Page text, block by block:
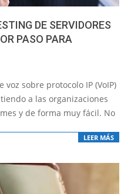
DE SERVIDORES
PASO PARA
sobre protocolo IP (VoIP)
a las organizaciones
y de forma muy fácil. No
LEER MÁS